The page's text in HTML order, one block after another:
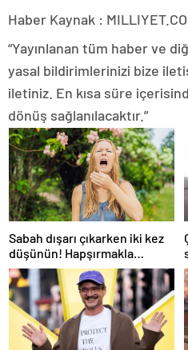
Haber Kaynak :
“Yayınlanan tüm haber ve
yasal bildirimlerinizi bize
iletiniz. En kısa süre
dönüş sağlanılacaktır.”
Sabah dışarı çıkarken iki kez
düşünün! Hapşırmakla
başlayıp astıma
dönüşebiliyor